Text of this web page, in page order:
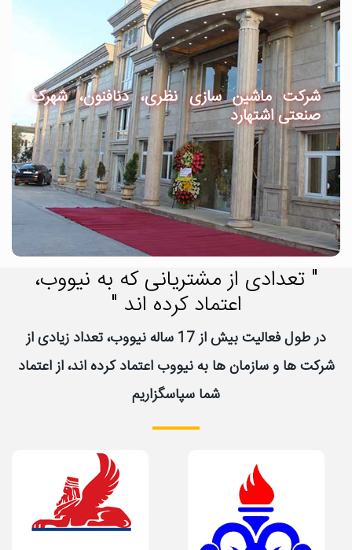
شرکت ماشین سازی نظری، دنافنون، شهرک
صنعتی اشتهارد
" تعدادی از مشتریانی که به نیووب،
اعتماد کرده اند "
در طول فعالیت بیش از 17 ساله نیووب، تعداد زیادی از
شرکت ها و سازمان ها به نیووب اعتماد کرده اند، از اعتماد
شما سپاسگزاریم